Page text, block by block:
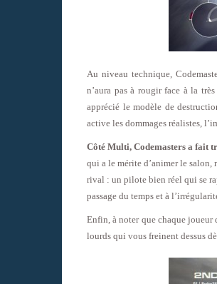
Au niveau technique,
n’aura pas à rougir face à la
apprécié le modèle de
active les dommages réalistes,
Côté Multi, Codemasters a fait
qui a le mérite d’animer le
rival : un pilote bien réel qui se
passage du temps et à
Enfin, à noter que chaque joueur
lourds qui vous freinent dessus